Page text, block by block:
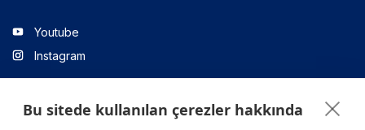
Youtube
Instagram
Linkedin
Bu sitede kullanılan çerezler hakkında